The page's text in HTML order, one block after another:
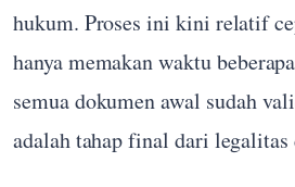
hukum. Proses ini kini relatif
hanya memakan waktu
semua dokumen awal sudah
adalah tahap final dari legalitas